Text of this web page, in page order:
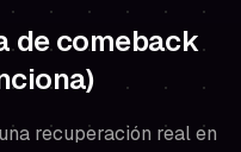
de comeback
recuperación real en